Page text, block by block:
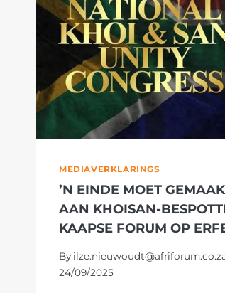
MEDIAVERKLARINGS
’N EINDE MOET
AAN KHOISAN-
KAAPSE FORUM OP
By
24/09/2025